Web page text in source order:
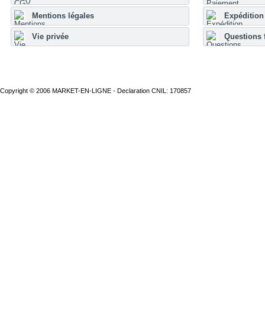
Mentions légales
Vie privée Questions
Copyright © 2006 MARKET-EN-LIGNE - Declaration CNIL: 170857